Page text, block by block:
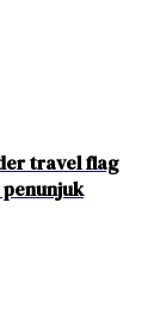
travel flag